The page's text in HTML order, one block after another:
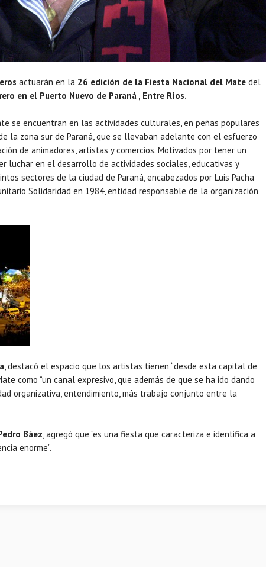
actuarán en la 26 edición de la Fiesta Nacional del Mate del
en el Puerto Nuevo de Paraná , Entre Ríos.
se encuentran en las actividades culturales, en peñas populares
la zona sur de Paraná, que se llevaban adelante con el esfuerzo
de animadores, artistas y comercios. Motivados por tener un
luchar en el desarrollo de actividades sociales, educativas y
sectores de la ciudad de Paraná, encabezados por Luis Pacha
Solidaridad en 1984, entidad responsable de la organización
, destacó el espacio que los artistas tienen “desde esta capital de
como “un canal expresivo, que además de que se ha ido dando
organizativa, entendimiento, más trabajo conjunto entre la
Báez, agregó que “es una fiesta que caracteriza e identifica a
enorme”.